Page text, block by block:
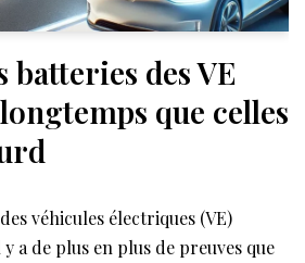
batteries des VE
que celles
véhicules électriques (VE)
a de plus en plus de preuves que